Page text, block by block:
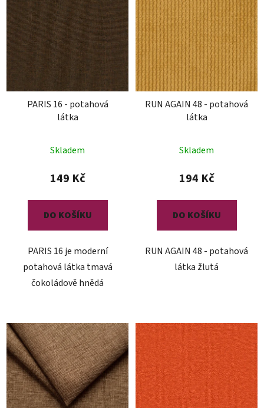
PARIS 16 - potahová
látka
Skladem
149 Kč
DO KOŠÍKU
PARIS 16 je moderní
potahová látka tmavá
čokoládově hnědá
RUN AGAIN 48 - potahová
látka
Skladem
194 Kč
DO KOŠÍKU
RUN AGAIN 48 - potahová
látka žlutá